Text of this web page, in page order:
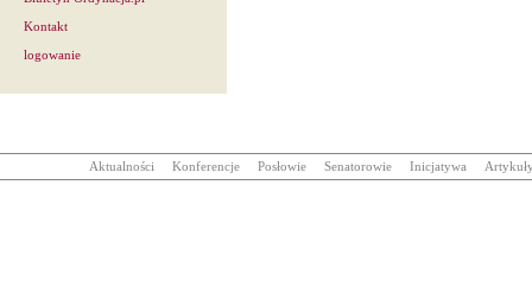
Kontakt
logowanie
Aktualności Konferencje Posłowie Senatorowie Inicjatywa